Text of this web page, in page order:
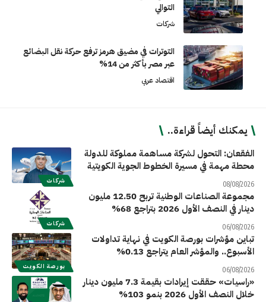
التوالي
شركات
التوترات في مضيق هرمز ترفع حركة نقل البضائع
عبر مصر بأكثر من 14%
اقتصاد عربي
يمكنك أيضاً قراءة..
شركات
الفقعان: التحول لشركة مساهمة مملوكة للدولة
محطة مهمة في مسيرة الخطوط الجوية الكويتية
08/08/2026
شركات
مجموعة الصناعات الوطنية تربح 12.50 مليون
دينار في النصف الأول 2026 بتراجع 68%
06/08/2026
بورصة الكويت
تباين مؤشرات بورصة الكويت في نهاية تداولات
الأسبوع.. والمؤشر العام يتراجع 0.13%
06/08/2026
«راسيات» حققت إيرادات بقيمة 7.3 مليون دينار
خلال النصف الأول 2026 بنمو 103%